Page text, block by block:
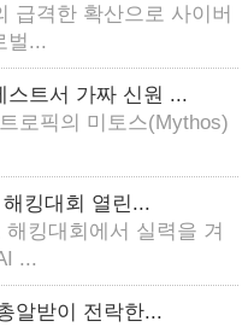
급격한 확산으로 사이버
벌...
스트서 가짜 신원 ...
로픽의 미토스(Mythos)
킹대회 열린...
킹대회에서 실력을 겨
...
알받이 전락한...